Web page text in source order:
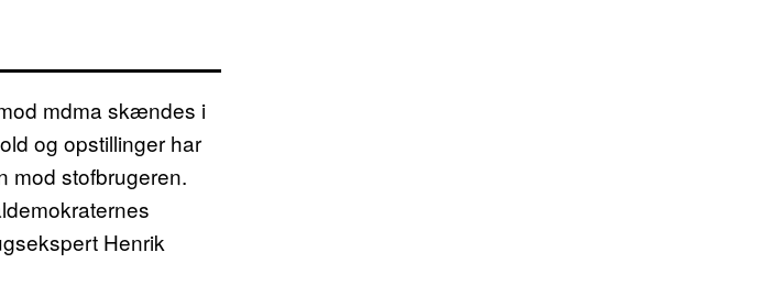
mdma skændes i
og opstillinger har
mod stofbrugeren.
Henrik